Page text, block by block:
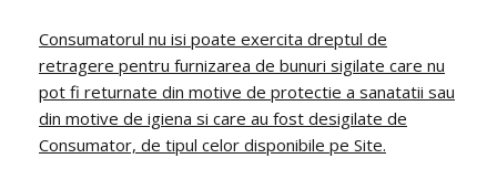
Consumatorul nu isi poate exercita dreptul de
retragere pentru furnizarea de bunuri sigilate care nu
pot fi returnate din motive de protectie a sanatatii sau
din motive de igiena si care au fost desigilate de
Consumator, de tipul celor disponibile pe Site.